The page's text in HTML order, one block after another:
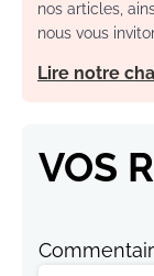
nos articles,
nous vous
Lire notre
VOS